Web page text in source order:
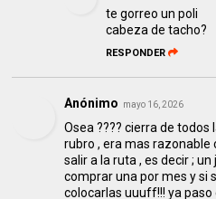
te gorreo un poli
cabeza de tacho?
RESPONDER
Anónimo mayo 16, 2026
Osea ???? cierra de todos
rubro , era mas
salir a la ruta , es decir ;
comprar una por mes y si
colocarlas uuuff!!! ya